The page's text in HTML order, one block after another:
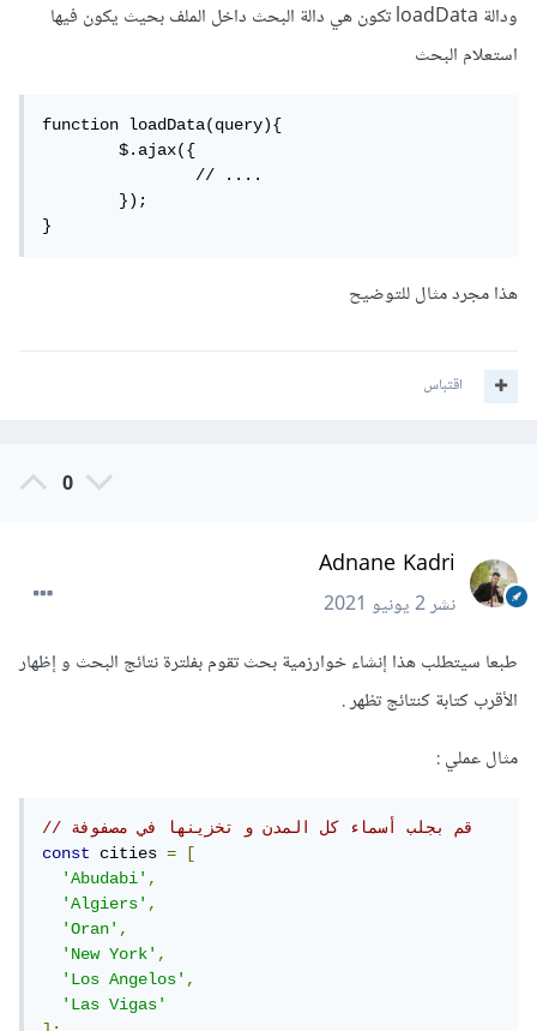
ودالة loadData تكون هي دالة البحث داخل الملف بحيث يكون فيها
استعلام البحث
function loadData(query){
	$.ajax({
		// ....
	});
}
هذا مجرد مثال للتوضيح
اقتباس
0
Adnane Kadri
نشر2 يونيو 2021
طبعا سيتطلب هذا إنشاء خوارزمية بحث تقوم بفلترة نتائج البحث و إظهار
الأقرب كتابة كنتائج تظهر .
مثال عملي :
// قم بجلب أسماء كل المدن و تخزينها في مصفوفة
const
cities =
[
'Abudabi',
'Algiers',
'Oran',
'New York',
'Los Angelos',
'Las Vigas'